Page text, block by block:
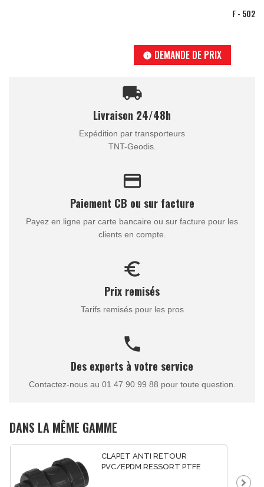
F - 502
info DEMANDE DE PRIX
local_shipping
Livraison 24/48h
Expédition par transporteurs
TNT-Geodis.
credit_card
Paiement CB ou sur facture
Payez en ligne par carte bancaire ou sur facture pour les
clients en compte.
euro_symbol
Prix remisés
Tarifs remisés pour les pros
call
Des experts à votre service
Contactez-nous au 01 47 90 99 88 pour toute question.
DANS LA MÊME GAMME
CLAPET ANTI RETOUR
PVC/EPDM RESSORT PTFE